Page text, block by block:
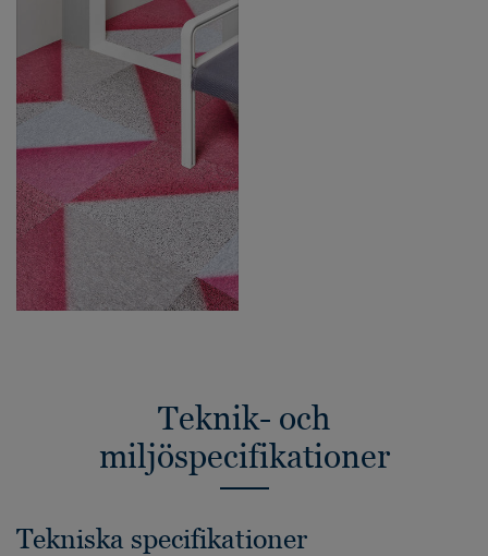
Teknik- och
miljöspecifikationer
Tekniska specifikationer